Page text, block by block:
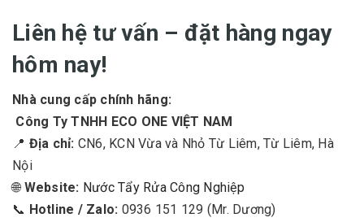
Liên hệ tư vấn – đặt hàng ngay
hôm nay!
Nhà cung cấp chính hãng:
Công Ty TNHH ECO ONE VIỆT NAM
📍 Địa chỉ: CN6, KCN Vừa và Nhỏ Từ Liêm, Từ Liêm, Hà
Nội
🌐 Website: Nước Tẩy Rửa Công Nghiệp
📞 Hotline / Zalo: 0936 151 129 (Mr. Dương)